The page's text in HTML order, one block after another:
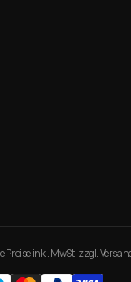
Preise inkl. MwSt. zzgl.